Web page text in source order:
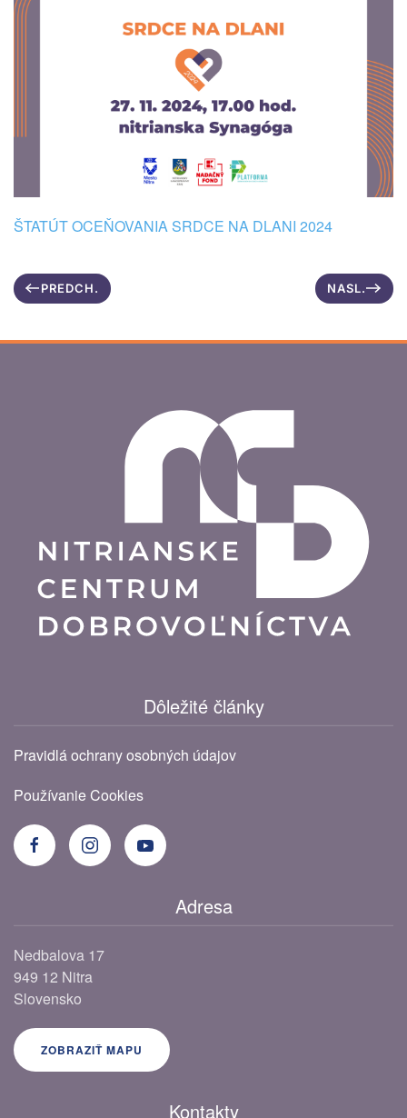
ŠTATÚT OCEŇOVANIA SRDCE NA DLANI 2024
PREDCH. NASL.
Dôležité články
Pravidlá ochrany osobných údajov
Používanie Cookies
Adresa
Nedbalova 17
949 12 Nitra
Slovensko
ZOBRAZIŤ MAPU
Kontakty